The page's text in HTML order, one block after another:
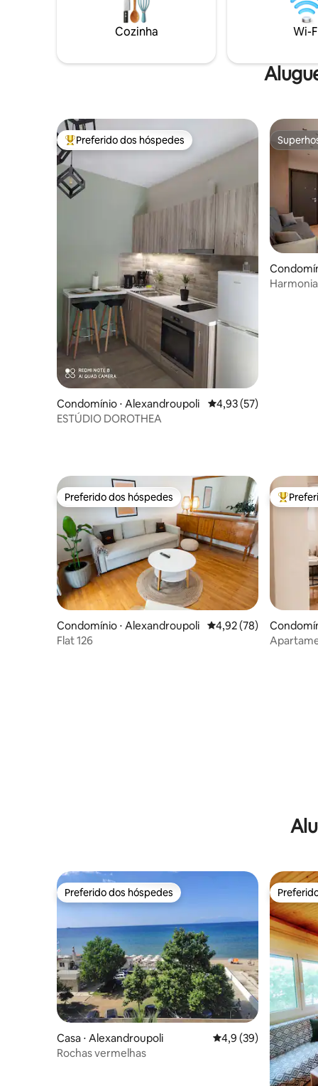
Cozinha Wi-
Entre os melhores preferidos dos hóspedes
Preferido dos hóspedes
Condomínio ⋅ Alexandroupoli 4,93 de uma avaliação
4,93 (57)
ESTÚDIO DOROTHEA
Preferido dos hóspedes
Preferido dos hóspedes
Condomínio ⋅ Alexandroupoli 4,92 de uma
4,92 (78)
Flat 126
Entre
Preferido dos hóspedes
Preferido dos hóspedes
Casa ⋅ Alexandroupoli 4,9 de uma avaliação
4,9 (39)
Rochas vermelhas